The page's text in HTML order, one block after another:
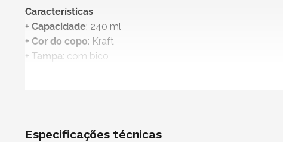
Características
+ Capacidade: 240 ml
+ Cor do copo: Kraft
+ Tampa: com bico
+ Atenção!Produto vendido exclusivamente para os
Especificações técnicas